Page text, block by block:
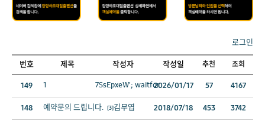
로그인
번호 제목 작성자 작성일 추천 조회
149 1 7SsEpxeW'; waitfor2026/01/17 57 4167
148 예약문의 드립니다. [3]김무엽 2018/07/18 453 3742